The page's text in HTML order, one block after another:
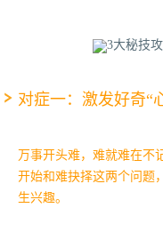
对症一：激发好奇“
万事开头难，难就难在不
开始和难抉择这两个问题
生兴趣。